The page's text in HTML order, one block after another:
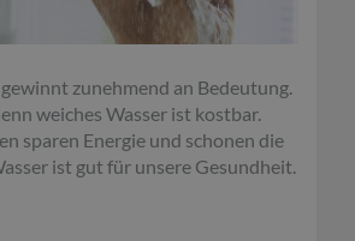
zunehmend an Bedeutung.
weiches Wasser ist kostbar.
sparen Energie und schonen die
ist gut für unsere Gesundheit.